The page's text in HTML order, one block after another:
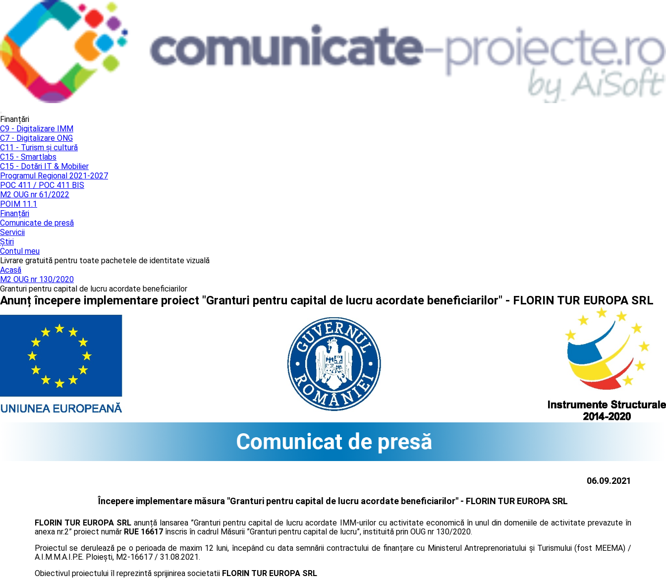
Finanțări
C9 - Digitalizare IMM
C7 - Digitalizare ONG
C11 - Turism și cultură
C15 - Smartlabs
C15 - Dotări IT & Mobilier
Programul Regional 2021-2027
POC 411 / POC 411 BIS
M2 OUG nr 61/2022
POIM 11.1
Finanțări
Comunicate de presă
Servicii
Știri
Contul meu
Livrare gratuită pentru toate pachetele de identitate vizuală
Acasă
M2 OUG nr 130/2020
Granturi pentru capital de lucru acordate beneficiarilor
Anunț începere implementare proiect "Granturi pentru capital de lucru acordate beneficiarilor" - FLORIN TUR EUROPA SRL
06.09.2021
Începere implementare măsura "Granturi pentru capital de lucru acordate beneficiarilor" - FLORIN TUR EUROPA SRL
FLORIN TUR EUROPA SRL anunță lansarea ”Granturi pentru capital de lucru acordate IMM-urilor cu activitate economică în unul din domeniile de activitate prevazute în
anexa nr.2” proiect număr RUE 16617 înscris în cadrul Măsurii ”Granturi pentru capital de lucru”, instituită prin OUG nr 130/2020.
Proiectul se derulează pe o perioada de maxim 12 luni, începând cu data semnării contractului de finanțare cu Ministerul Antreprenoriatului și Turismului (fost MEEMA) /
A.I.M.M.A.I.P.E. Ploiești, M2-16617 / 31.08.2021.
Obiectivul proiectului îl reprezintă sprijinirea societatii FLORIN TUR EUROPA SRL